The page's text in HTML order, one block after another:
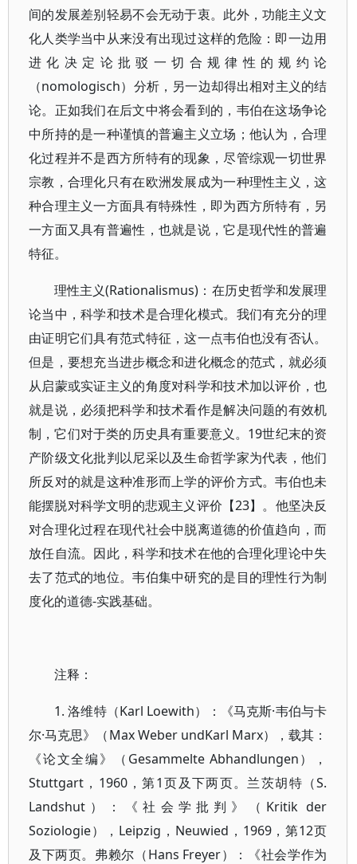
间的发展差别轻易不会无动于衷。此外，功能主义文
化人类学当中从来没有出现过这样的危险：即一边用
进化决定论批驳一切合规律性的规约论
（nomologisch）分析，另一边却得出相对主义的结
论。正如我们在后文中将会看到的，韦伯在这场争论
中所持的是一种谨慎的普遍主义立场；他认为，合理
化过程并不是西方所特有的现象，尽管综观一切世界
宗教，合理化只有在欧洲发展成为一种理性主义，这
种合理主义一方面具有特殊性，即为西方所特有，另
一方面又具有普遍性，也就是说，它是现代性的普遍
特征。
理性主义(Rationalismus)：在历史哲学和发展理
论当中，科学和技术是合理化模式。我们有充分的理
由证明它们具有范式特征，这一点韦伯也没有否认。
但是，要想充当进步概念和进化概念的范式，就必须
从启蒙或实证主义的角度对科学和技术加以评价，也
就是说，必须把科学和技术看作是解决问题的有效机
制，它们对于类的历史具有重要意义。19世纪末的资
产阶级文化批判以尼采以及生命哲学家为代表，他们
所反对的就是这种准形而上学的评价方式。韦伯也未
能摆脱对科学文明的悲观主义评价【23】。他坚决反
对合理化过程在现代社会中脱离道德的价值趋向，而
放任自流。因此，科学和技术在他的合理化理论中失
去了范式的地位。韦伯集中研究的是目的理性行为制
度化的道德-实践基础。
注释：
1. 洛维特（Karl Loewith）：《马克斯·韦伯与卡
尔·马克思》（Max Weber undKarl Marx），载其：
《论文全编》（Gesammelte Abhandlungen），
Stuttgart，1960，第1页及下两页。兰茨胡特（S.
Landshut）：《社会学批判》（Kritik der
Soziologie），Leipzig，Neuwied，1969，第12页
及下两页。弗赖尔（Hans Freyer）：《社会学作为